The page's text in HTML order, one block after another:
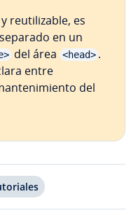
re­uti­li­za­ble, es
en un
del área <head> .
entre
del